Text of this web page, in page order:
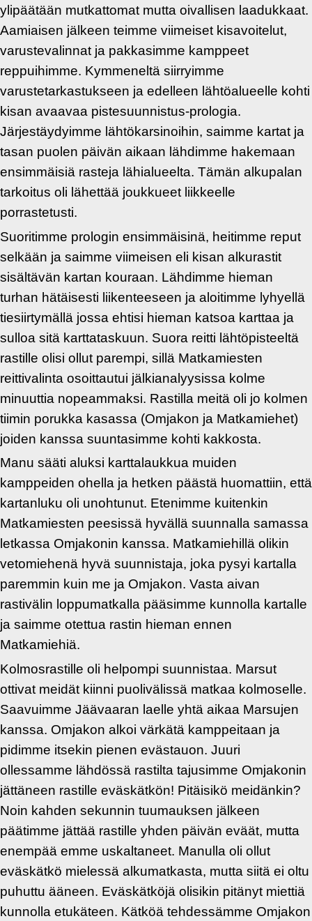
ylipäätään mutkattomat mutta oivallisen laadukkaat.
Aamiaisen jälkeen teimme viimeiset kisavoitelut,
varustevalinnat ja pakkasimme kamppeet
reppuihimme. Kymmeneltä siirryimme
varustetarkastukseen ja edelleen lähtöalueelle kohti
kisan avaavaa pistesuunnistus-prologia.
Järjestäydyimme lähtökarsinoihin, saimme kartat ja
tasan puolen päivän aikaan lähdimme hakemaan
ensimmäisiä rasteja lähialueelta. Tämän alkupalan
tarkoitus oli lähettää joukkueet liikkeelle
porrastetusti.
Suoritimme prologin ensimmäisinä, heitimme reput
selkään ja saimme viimeisen eli kisan alkurastit
sisältävän kartan kouraan. Lähdimme hieman
turhan hätäisesti liikenteeseen ja aloitimme lyhyellä
tiesiirtymällä jossa ehtisi hieman katsoa karttaa ja
sulloa sitä karttataskuun. Suora reitti lähtöpisteeltä
rastille olisi ollut parempi, sillä Matkamiesten
reittivalinta osoittautui jälkianalyysissa kolme
minuuttia nopeammaksi. Rastilla meitä oli jo kolmen
tiimin porukka kasassa (Omjakon ja Matkamiehet)
joiden kanssa suuntasimme kohti kakkosta.
Manu sääti aluksi karttalaukkua muiden
kamppeiden ohella ja hetken päästä huomattiin, että
kartanluku oli unohtunut. Etenimme kuitenkin
Matkamiesten peesissä hyvällä suunnalla samassa
letkassa Omjakonin kanssa. Matkamiehillä olikin
vetomiehenä hyvä suunnistaja, joka pysyi kartalla
paremmin kuin me ja Omjakon. Vasta aivan
rastivälin loppumatkalla pääsimme kunnolla kartalle
ja saimme otettua rastin hieman ennen
Matkamiehiä.
Kolmosrastille oli helpompi suunnistaa. Marsut
ottivat meidät kiinni puolivälissä matkaa kolmoselle.
Saavuimme Jäävaaran laelle yhtä aikaa Marsujen
kanssa. Omjakon alkoi värkätä kamppeitaan ja
pidimme itsekin pienen evästauon. Juuri
ollessamme lähdössä rastilta tajusimme Omjakonin
jättäneen rastille eväskätkön! Pitäisikö meidänkin?
Noin kahden sekunnin tuumauksen jälkeen
päätimme jättää rastille yhden päivän eväät, mutta
enempää emme uskaltaneet. Manulla oli ollut
eväskätkö mielessä alkumatkasta, mutta siitä ei oltu
puhuttu ääneen. Eväskätköjä olisikin pitänyt miettiä
kunnolla etukäteen. Kätköä tehdessämme Omjakon